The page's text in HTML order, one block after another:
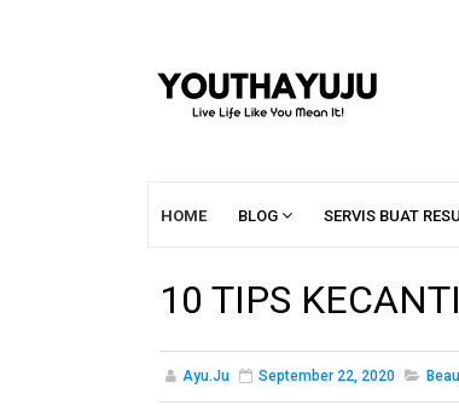
HOME BLOG SERVIS BUAT
10 TIPS
Ayu.ju September 22, 2020